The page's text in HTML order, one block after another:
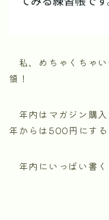
私、めちゃくちゃ
領！
年内はマガジン購
年からは500円にする
年内にいっぱい書く